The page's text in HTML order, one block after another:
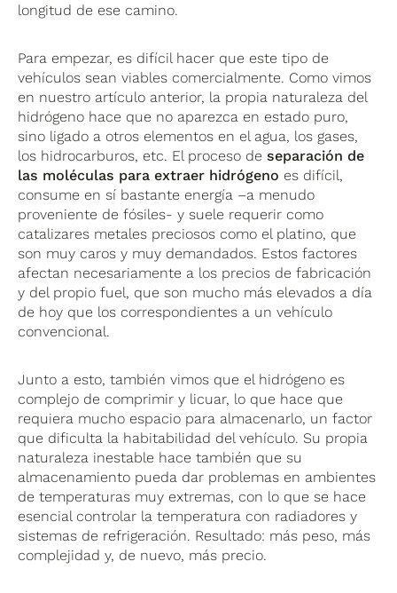
longitud de ese camino.
Para empezar, es difícil hacer que este tipo de
vehículos sean viables comercialmente. Como vimos
en nuestro artículo anterior, la propia naturaleza del
hidrógeno hace que no aparezca en estado puro,
sino ligado a otros elementos en el agua, los gases,
los hidrocarburos, etc. El proceso deseparación de
las moléculas para extraer hidrógeno es difícil,
consume en sí bastante energía –a menudo
proveniente de fósiles- y suele requerir como
catalizares metales preciosos como el platino, que
son muy caros y muy demandados. Estos factores
afectan necesariamente a los precios de fabricación
y del propio fuel, que son mucho más elevados a día
de hoy que los correspondientes a un vehículo
convencional.
Junto a esto, también vimos que el hidrógeno es
complejo de comprimir y licuar, lo que hace que
requiera mucho espacio para almacenarlo, un factor
que dificulta la habitabilidad del vehículo. Su propia
naturaleza inestable hace también que su
almacenamiento pueda dar problemas en ambientes
de temperaturas muy extremas, con lo que se hace
esencial controlar la temperatura con radiadores y
sistemas de refrigeración. Resultado: más peso, más
complejidad y, de nuevo, más precio.